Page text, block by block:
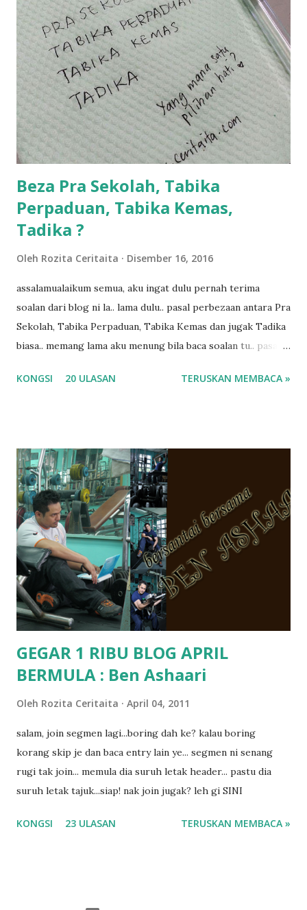
sikit...dalam perjalanan dari dalam kereta tu biasalah kan
kami memang akan pimpin anak-anak jalan sampai masuk
dalam... dan kebiasanya bagi anak 4 macam kami ni bahagi-
bahagi lah siapa nak pimpin siapa... dan biasanya aku akan
dukung adik hadi sambil pimpin kakak husna... yang abg
ngah dengan abg long terserah pada shah la pulak.. tapi
kalau ikut anak-anak semua nak ummi pimpin... ajer rebeh
ba...
Beza Pra Sekolah, Tabika
Perpaduan, Tabika Kemas,
Tadika ?
Oleh Rozita Ceritaita Disember 16, 2016
assalamualaikum semua, aku ingat dulu pernah terima
soalan dari blog ni la.. lama dulu.. pasal perbezaan antara Pra
Sekolah, Tabika Perpaduan, Tabika Kemas dan jugak Tadika
biasa.. memang lama aku menung bila baca soalan tu.. pasal
ko.. masa tu aku baru je ada anak sorang dan aku hentam je
tanya sapa-sapa pun masa tu.. bila fikir-fikirkan balik terasa
jugak masa alahai teruknya kami sebagai ibubapa.. dan kami
terasa jugak semakin teruk bila abg long dah masuk 2 tahun
kat salah satu tadika swasta ni.. tapi nampaknya kenal huruf
pun tak tau.. pengsan aku bila ingat balik.. aku mula fikir
mungkin sebab abg long sendiri jenis budak yang ada
masalah dyslexia.. tapi minor la.. nanti la aku cerita pasal
dyslexia tu.. lepas tu kami buat keputusan pu...
KONGSI 20 ULASAN TERUSKAN MEMBACA »
GEGAR 1 RIBU BLOG APRIL
BERMULA : Ben Ashaari
Oleh Rozita Ceritaita April 04, 2011
salam, join segmen lagi...boring dah ke? kalau boring
korang skip je dan baca entry lain ye... segmen ni senang
rugi tak join... memula dia suruh letak header... pastu dia
suruh letak tajuk...siap! nak join jugak? leh gi SINI
KONGSI 23 ULASAN TERUSKAN MEMBACA »